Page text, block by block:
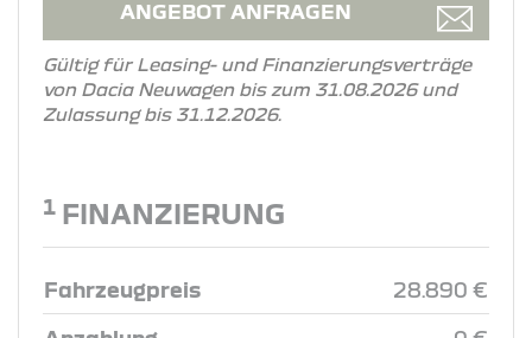
ANGEBOT ANFRAGEN
Gültig für Leasing- und Finanzierungsverträge
von Dacia Neuwagen bis zum 31.08.2026 und
Zulassung bis 31.12.2026.
1 FINANZIERUNG
Fahrzeugpreis 28.890 €